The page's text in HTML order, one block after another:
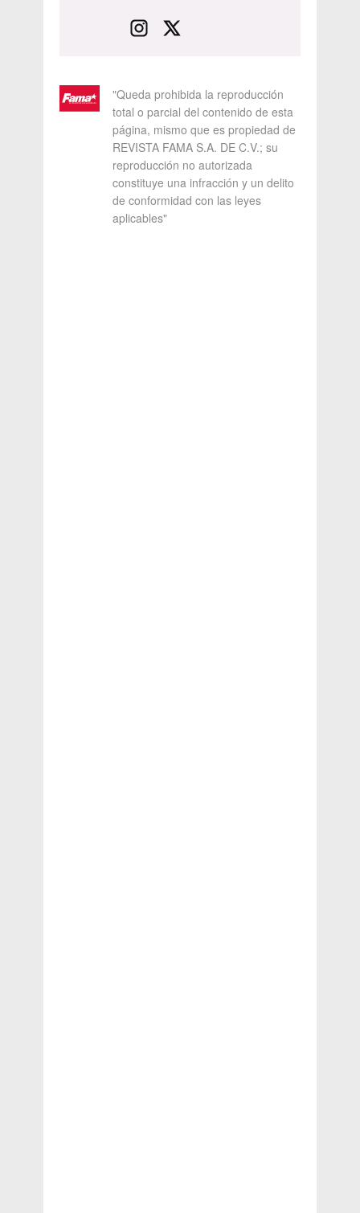
"Queda prohibida la reproducción
total o parcial del contenido de esta
página, mismo que es propiedad de
REVISTA FAMA S.A. DE C.V.; su
reproducción no autorizada
constituye una infracción y un delito
de conformidad con las leyes
aplicables"